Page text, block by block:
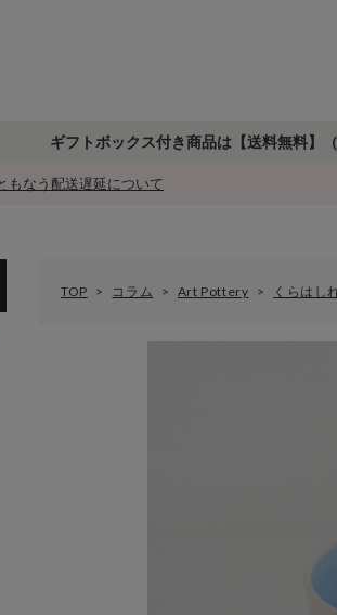
ギフトボックス付き商品は【送料無料】
なう配送遅延について
TOP コラム Art Pottery くらはし